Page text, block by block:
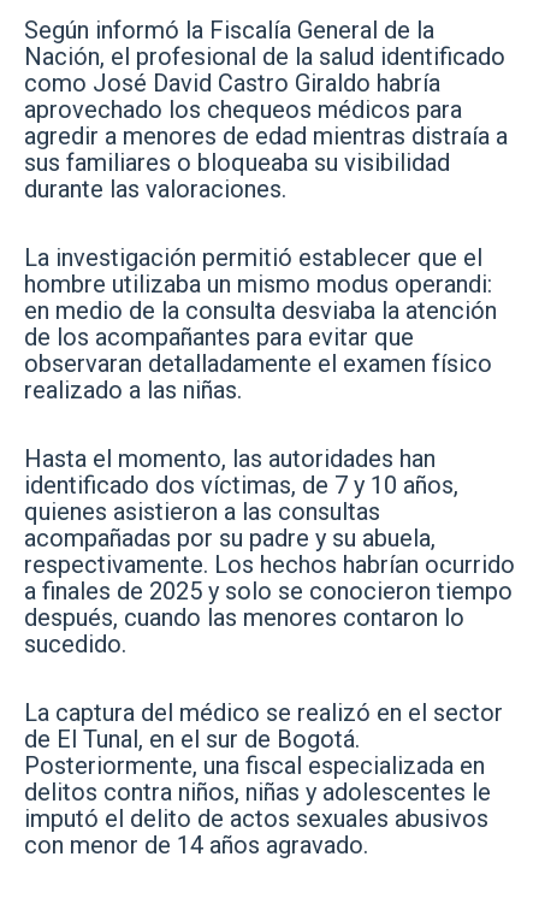
Según informó la Fiscalía General de la
Nación, el profesional de la salud identificado
como José David Castro Giraldo habría
aprovechado los chequeos médicos para
agredir a menores de edad mientras distraía a
sus familiares o bloqueaba su visibilidad
durante las valoraciones.
La investigación permitió establecer que el
hombre utilizaba un mismo modus operandi:
en medio de la consulta desviaba la atención
de los acompañantes para evitar que
observaran detalladamente el examen físico
realizado a las niñas.
Hasta el momento, las autoridades han
identificado dos víctimas, de 7 y 10 años,
quienes asistieron a las consultas
acompañadas por su padre y su abuela,
respectivamente. Los hechos habrían ocurrido
a finales de 2025 y solo se conocieron tiempo
después, cuando las menores contaron lo
sucedido.
La captura del médico se realizó en el sector
de El Tunal, en el sur de Bogotá.
Posteriormente, una fiscal especializada en
delitos contra niños, niñas y adolescentes le
imputó el delito de actos sexuales abusivos
con menor de 14 años agravado.